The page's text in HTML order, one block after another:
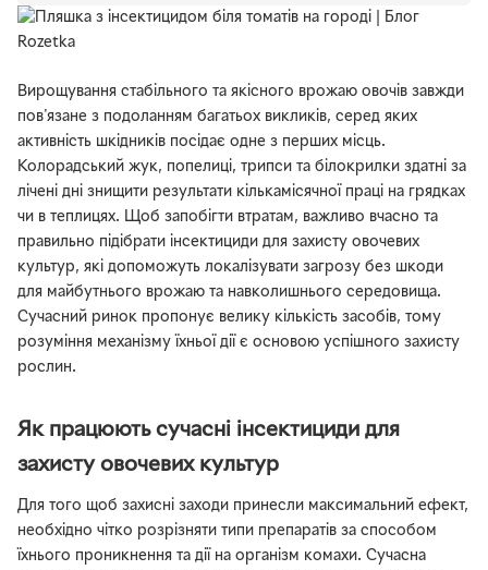
Вирощування стабільного та якісного врожаю овочів завжди
пов'язане з подоланням багатьох викликів, серед яких
активність шкідників посідає одне з перших місць.
Колорадський жук, попелиці, трипси та білокрилки здатні за
лічені дні знищити результати кількамісячної праці на грядках
чи в теплицях. Щоб запобігти втратам, важливо вчасно та
правильно підібрати інсектициди для захисту овочевих
культур, які допоможуть локалізувати загрозу без шкоди
для майбутнього врожаю та навколишнього середовища.
Сучасний ринок пропонує велику кількість засобів, тому
розуміння механізму їхньої дії є основою успішного захисту
рослин.
Як працюють сучасні інсектициди для
захисту овочевих культур
Для того щоб захисні заходи принесли максимальний ефект,
необхідно чітко розрізняти типи препаратів за способом
їхнього проникнення та дії на організм комахи. Сучасна